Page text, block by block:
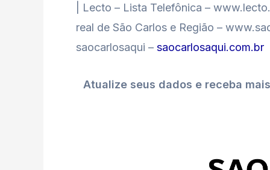
| Lecto – Lista Telefônica –
real de São Carlos e Região –
saocarlosaqui – saocarlosaqui.com.br
Atualize seus dados e receba